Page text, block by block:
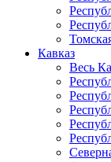
Кавказ
Весь